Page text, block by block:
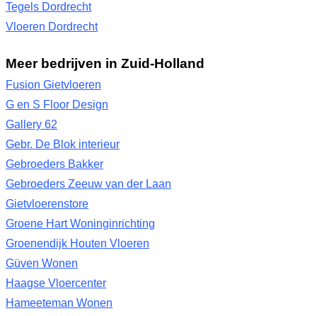
Tegels Dordrecht
Vloeren Dordrecht
Meer bedrijven in Zuid-Holland
Fusion Gietvloeren
G en S Floor Design
Gallery 62
Gebr. De Blok interieur
Gebroeders Bakker
Gebroeders Zeeuw van der Laan
Gietvloerenstore
Groene Hart Woninginrichting
Groenendijk Houten Vloeren
Güven Wonen
Haagse Vloercenter
Hameeteman Wonen